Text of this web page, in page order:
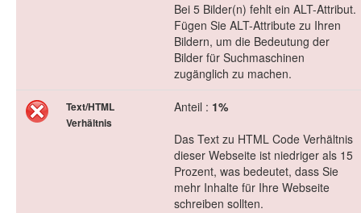
Bei 5 Bilder(n) fehlt ein ALT-Attribut.
Fügen Sie ALT-Attribute zu Ihren
Bildern, um die Bedeutung der
Bilder für Suchmaschinen
zugänglich zu machen.
Text/HTML
Verhältnis
Anteil : 1%
Das Text zu HTML Code Verhältnis
dieser Webseite ist niedriger als 15
Prozent, was bedeutet, dass Sie
mehr Inhalte für Ihre Webseite
schreiben sollten.